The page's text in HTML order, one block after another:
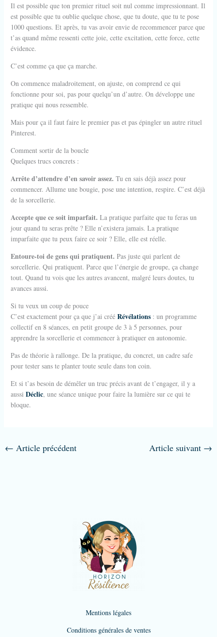
Il est possible que ton premier rituel soit nul comme impressionnant. Il
est possible que tu oublie quelque chose, que tu doute, que tu te pose
1000 questions. Et après, tu vas avoir envie de recommencer parce que
t’as quand même ressenti cette joie, cette excitation, cette force, cette
évidence.
C’est comme ça que ça marche.
On commence maladroitement, on ajuste, on comprend ce qui
fonctionne pour soi, pas pour quelqu’un d’autre. On développe une
pratique qui nous ressemble.
Mais pour ça il faut faire le premier pas et pas épingler un autre rituel
Pinterest.
Comment sortir de la boucle
Quelques trucs concrets :
Arrête d’attendre d’en savoir assez. Tu en sais déjà assez pour
commencer. Allume une bougie, pose une intention, respire. C’est déjà
de la sorcellerie.
Accepte que ce soit imparfait. La pratique parfaite que tu feras un
jour quand tu seras prête ? Elle n’existera jamais. La pratique
imparfaite que tu peux faire ce soir ? Elle, elle est réelle.
Entoure-toi de gens qui pratiquent. Pas juste qui parlent de
sorcellerie. Qui pratiquent. Parce que l’énergie de groupe, ça change
tout. Quand tu vois que les autres avancent, malgré leurs doutes, tu
avances aussi.
Si tu veux un coup de pouce
C’est exactement pour ça que j’ai créé Révélations : un programme
collectif en 8 séances, en petit groupe de 3 à 5 personnes, pour
apprendre la sorcellerie et commencer à pratiquer en autonomie.
Pas de théorie à rallonge. De la pratique, du concret, un cadre safe
pour tester sans te planter toute seule dans ton coin.
Et si t’as besoin de démêler un truc précis avant de t’engager, il y a
aussi Déclic, une séance unique pour faire la lumière sur ce qui te
bloque.
← Article précédent Article suivant →
Mentions légales
Conditions générales de ventes